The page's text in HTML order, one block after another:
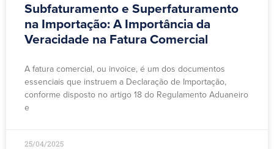
Subfaturamento e Superfaturamento
na Importação: A Importância da
Veracidade na Fatura Comercial
A fatura comercial, ou invoice, é um dos documentos
essenciais que instruem a Declaração de Importação,
conforme disposto no artigo 18 do Regulamento Aduaneiro
e
25/04/2025